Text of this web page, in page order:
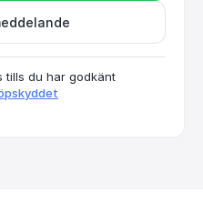
tills du har godkänt